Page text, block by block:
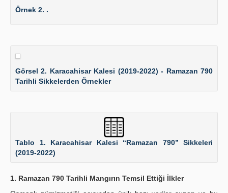
Örnek 2. .
Görsel 2. Karacahisar Kalesi (2019-2022) - Ramazan 790
Tarihli Sikkelerden Örnekler
Tablo 1. Karacahisar Kalesi “Ramazan 790” Sikkeleri
(2019-2022)
1. Ramazan 790 Tarihli Mangırın Temsil Ettiği İlkler